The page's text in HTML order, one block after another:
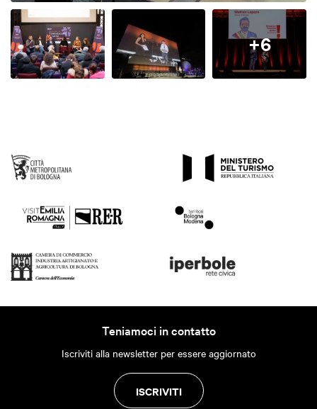
+6
Teniamoci in contatto
Iscriviti alla newsletter per essere aggiornato
ISCRIVITI